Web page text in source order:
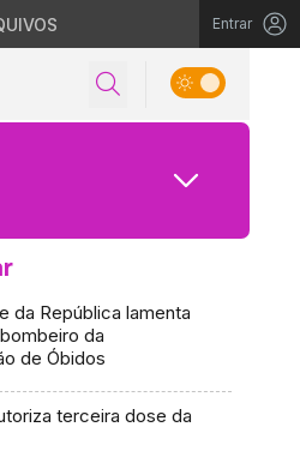
Entrar
da República lamenta
da
de Óbidos
terceira dose da